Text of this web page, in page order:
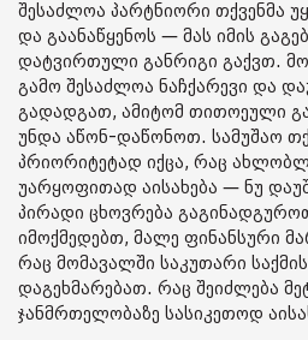
შესაძლოა პარტნიორი თქვენმა
და გაანაწყენოს — მას იმის
დატვირთული განრიგი გაქვთ.
გამო შესაძლოა ნაჩქარევი და
გადადგათ, ამიტომ თითოეული
უნდა აწონ-დაწონოთ. სამუშაო
პრიორიტეტად იქცა, რაც
უარყოფითად აისახება — ნუ
პირადი ცხოვრება
იმოქმედებთ, მალე ფინანსური
რაც მომავალში საკუთარი
დაგეხმარებათ. რაც შეიძლება
ჯანმრთელობაზე სასიკეთოდ